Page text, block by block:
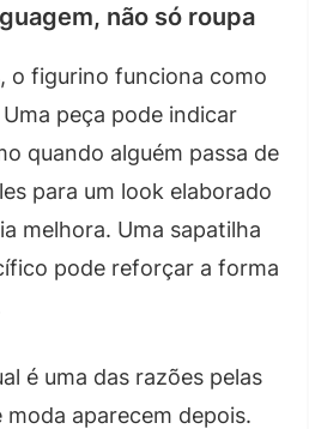
não só roupa
o figurino funciona como
peça pode indicar
quando alguém passa de
para um look elaborado
melhora. Uma sapatilha
pode reforçar a forma
é uma das razões pelas
aparecem depois.